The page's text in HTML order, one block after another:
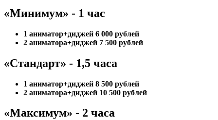
«Минимум» - 1 час
1 аниматор+диджей 6 000 рублей
2 аниматора+диджей 7 500 рублей
«Стандарт» - 1,5 часа
1 аниматор+диджей 8 500 рублей
2 аниматора+диджей 10 500 рублей
«Максимум» - 2 часа